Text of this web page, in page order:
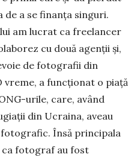
de a se finanța singuri.
am lucrat ca freelancer
cu două agenții și,
de fotografii din
vreme, a funcționat o piață
urile, care, având
din Ucraina, aveau
fotografic. Însă principala
ca fotograf au fost